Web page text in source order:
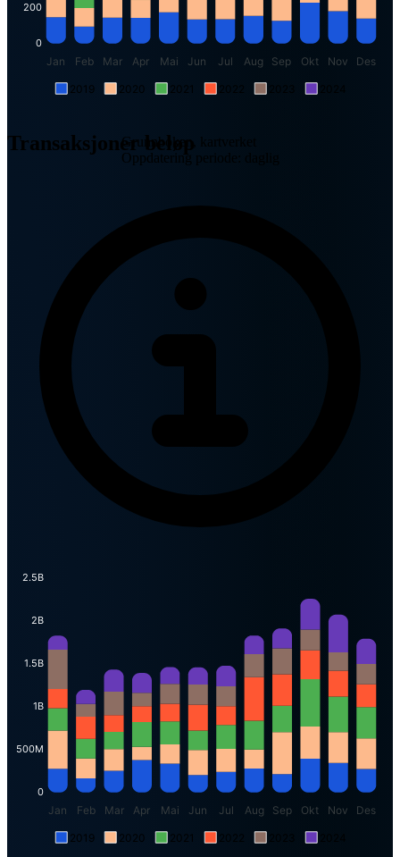
2019 2020 2021
200
0
Jan Feb Mar Apr Mai Jun Jul Aug Sep Okt Nov Des
Transaksjoner beløp
Grunnboken, kartverket
Oppdatering periode: daglig
2019 2020 2021 2022
2.5B
2B
1.5B
1B
500M
0
Jan Feb Mar Apr Mai Jun Jul Aug Sep Okt Nov Des